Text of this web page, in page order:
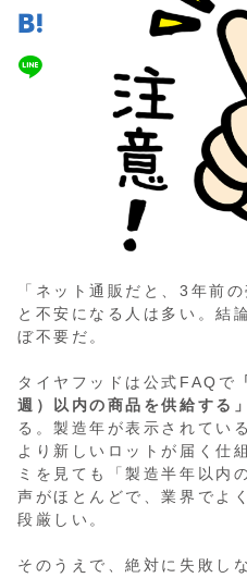
「ネット通販だと、3年前
と不安になる人は多い。結
ぼ不要だ。
タイヤフッドは公式FAQで
週）以内の商品を供給する」
る。製造年が表示されてい
より新しいロットが届く仕
ミを見ても「製造半年以内
声がほとんどで、業界でよ
段厳しい。
そのうえで、絶対に失敗し